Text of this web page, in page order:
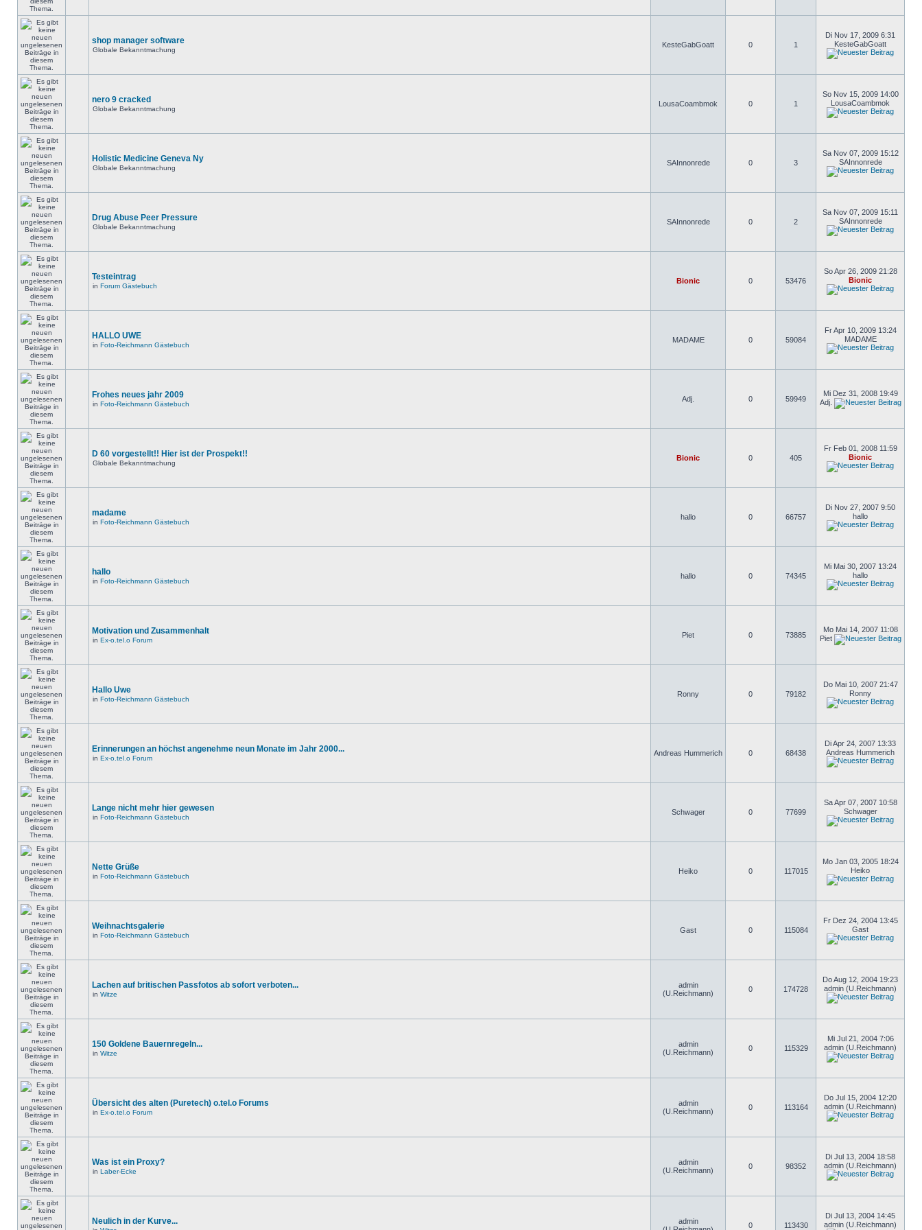
shop manager software
Globale Bekanntmachung
KesteGabGoatt 0 1
Di Nov 17, 2009 6:31
KesteGabGoatt
nero 9 cracked
Globale Bekanntmachung
LousaCoambmok 0 1
So Nov 15, 2009 14:00
LousaCoambmok
Holistic Medicine Geneva Ny
Globale Bekanntmachung
SAInnonrede 0 3
Sa Nov 07, 2009 15:12
SAInnonrede
Drug Abuse Peer Pressure
Globale Bekanntmachung
SAInnonrede 0 2
Sa Nov 07, 2009 15:11
SAInnonrede
Testeintrag
in Forum Gästebuch
Bionic 0 53476
So Apr 26, 2009 21:28
Bionic
HALLO UWE
in Foto-Reichmann Gästebuch
MADAME 0 59084
Fr Apr 10, 2009 13:24
MADAME
Frohes neues jahr 2009
in Foto-Reichmann Gästebuch
Adj. 0 59949
Mi Dez 31, 2008 19:49
Adj.
D 60 vorgestellt!! Hier ist der Prospekt!!
Globale Bekanntmachung
Bionic 0 405
Fr Feb 01, 2008 11:59
Bionic
madame
in Foto-Reichmann Gästebuch
hallo 0 66757
Di Nov 27, 2007 9:50
hallo
hallo
in Foto-Reichmann Gästebuch
hallo 0 74345
Mi Mai 30, 2007 13:24
hallo
Motivation und Zusammenhalt
in Ex-o.tel.o Forum
Piet 0 73885
Mo Mai 14, 2007 11:08
Piet
Hallo Uwe
in Foto-Reichmann Gästebuch
Ronny 0 79182
Do Mai 10, 2007 21:47
Ronny
Erinnerungen an höchst angenehme neun Monate im Jahr 2000...
in Ex-o.tel.o Forum
Andreas Hummerich 0 68438
Di Apr 24, 2007 13:33
Andreas Hummerich
Lange nicht mehr hier gewesen
in Foto-Reichmann Gästebuch
Schwager 0 77699
Sa Apr 07, 2007 10:58
Schwager
Nette Grüße
in Foto-Reichmann Gästebuch
Heiko 0 117015
Mo Jan 03, 2005 18:24
Heiko
Weihnachtsgalerie
in Foto-Reichmann Gästebuch
Gast 0 115084
Fr Dez 24, 2004 13:45
Gast
Lachen auf britischen Passfotos ab sofort verboten...
in Witze
admin
(U.Reichmann)
0 174728
Do Aug 12, 2004 19:23
admin (U.Reichmann)
150 Goldene Bauernregeln...
in Witze
admin
(U.Reichmann)
0 115329
Mi Jul 21, 2004 7:06
admin (U.Reichmann)
Übersicht des alten (Puretech) o.tel.o Forums
in Ex-o.tel.o Forum
admin
(U.Reichmann)
0 113164
Do Jul 15, 2004 12:20
admin (U.Reichmann)
Was ist ein Proxy?
in Laber-Ecke
admin
(U.Reichmann)
0 98352
Di Jul 13, 2004 18:58
admin (U.Reichmann)
Neulich in der Kurve...
admin
0 113430
Di Jul 13, 2004 14:45
admin (U.Reichmann)